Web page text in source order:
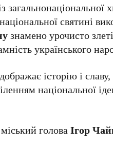
загальнонаціональної
святині
знамено урочисто
українського
історію і славу,
національної
головаІгор